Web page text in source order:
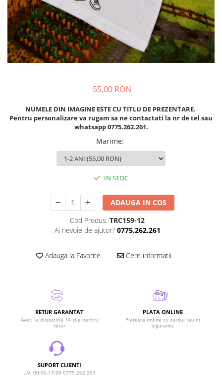
55,00 RON
NUMELE DIN IMAGINE ESTE CU TITLU DE PREZENTARE.
Pentru personalizare va rugam sa ne contactati la nr de tel sau
whatsapp 0775.262.261.
Marime:
IN STOC
ADAUGA IN COS
Cod Produs: TRC159-12
Ai nevoie de ajutor? 0775.262.261
Adauga la Favorite Cere informatii
RETUR GARANTAT
Aveti la dispozitie 14 zile pentru
retur
PLATA ONLINE
Plateste online cu cardul tau in
siguranta
SUPORT CLIENTI
L-V: 09:00-17:00 0775.262.261